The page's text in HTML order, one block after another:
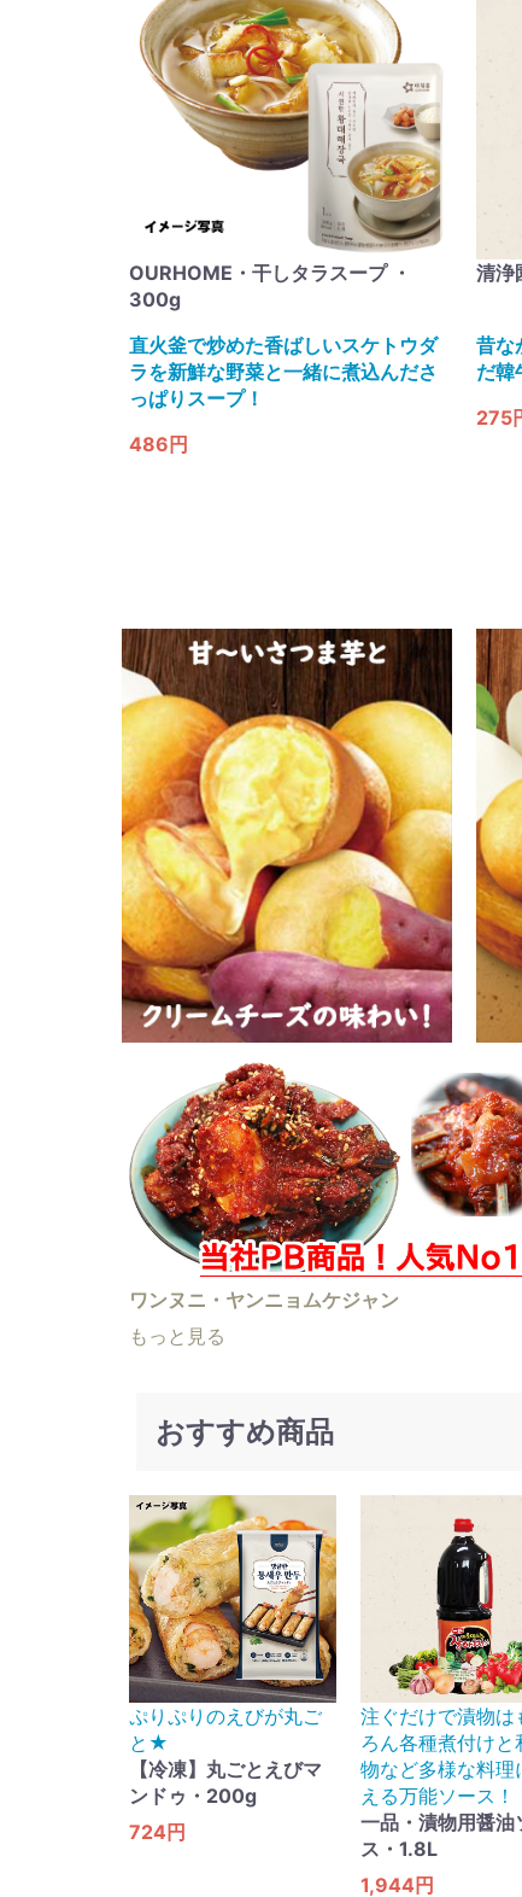
OURHOME・干しタラスープ ・
300g
直火釜で炒めた香ばしいスケトウダ
ラを新鮮な野菜と一緒に煮込んださ
っぱりスープ​！
486円
清浄
昔な
だ韓
275
ワンヌニ・ヤンニョムケジャン
もっと見る
おすすめ商品
ぷりぷりのえびが丸ご
と★
【冷凍】丸ごとえびマ
ンドゥ・200g
724円
注ぐだけで漬物は
ろん各種煮付けと
物など多様な料理
える万能ソース！
一品・漬物用醤油
ス・1.8L
1,944円